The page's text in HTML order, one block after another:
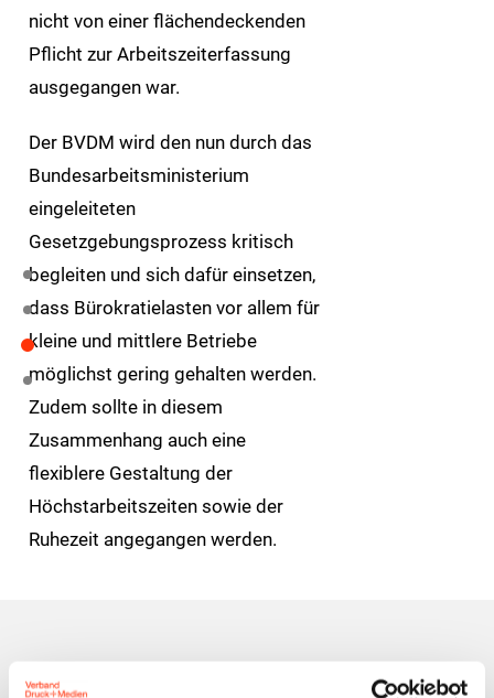
nicht von einer flächendeckenden
Pflicht zur Arbeitszeiterfassung
ausgegangen war.
Der BVDM wird den nun durch das
Bundesarbeitsministerium
eingeleiteten
Gesetzgebungsprozess kritisch
begleiten und sich dafür einsetzen,
dass Bürokratielasten vor allem für
kleine und mittlere Betriebe
möglichst gering gehalten werden.
Zudem sollte in diesem
Zusammenhang auch eine
flexiblere Gestaltung der
Höchstarbeitszeiten sowie der
Ruhezeit angegangen werden.